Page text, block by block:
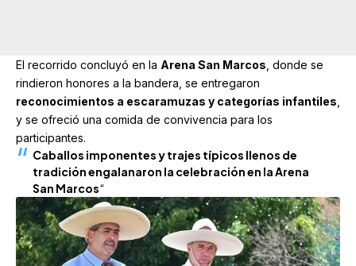
El recorrido concluyó en la Arena San Marcos , donde se
rindieron honores a la bandera, se entregaron
reconocimientos a escaramuzas y categorías infantiles
y se ofreció una comida de convivencia para los
participantes.
Caballos imponentes y trajes típicos llenos de
tradición engalanaron la celebración en la Arena
San Marcos“